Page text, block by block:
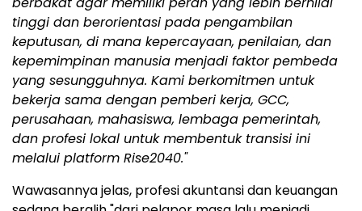
tinggi dan berorientasi pada pengambilan
keputusan, di mana kepercayaan, penilaian, dan
kepemimpinan manusia menjadi faktor pembeda
yang sesungguhnya. Kami berkomitmen untuk
bekerja sama dengan pemberi kerja, GCC,
perusahaan, mahasiswa, lembaga pemerintah,
dan profesi lokal untuk membentuk transisi ini
melalui platform Rise2040."
Wawasannya jelas, profesi akuntansi dan keuangan